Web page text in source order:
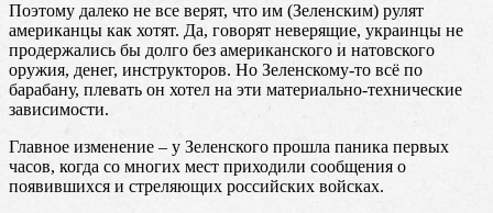
Поэтому далеко не все верят, что им (Зеленским) рулят
американцы как хотят. Да, говорят неверящие, украинцы не
продержались бы долго без американского и натовского
оружия, денег, инструкторов. Но Зеленскому-то всё по
барабану, плевать он хотел на эти материально-технические
зависимости.
Главное изменение – у Зеленского прошла паника первых
часов, когда со многих мест приходили сообщения о
появившихся и стреляющих российских войсках.